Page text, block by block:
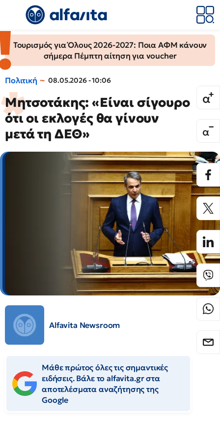
Τουρισμός για Όλους 2026-2027: Ποια ΑΦΜ κάνουν
σήμερα Πέμπτη αίτηση για voucher
Πολιτική 08.05.2026 - 10:06
Μητσοτάκης: «Είναι σίγουρο
ότι οι εκλογές θα γίνουν
μετά τη ΔΕΘ»
Alfavita Newsroom
Μάθε πρώτος όλες τις σημαντικές
ειδήσεις. Βάλε το alfavita.gr στα
αποτελέσματα αναζήτησης της
Google